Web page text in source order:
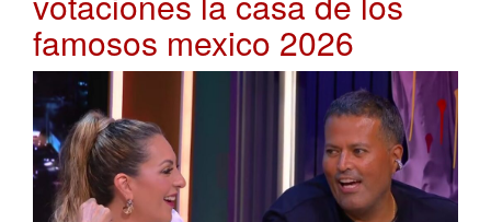
famosos mexico 2026